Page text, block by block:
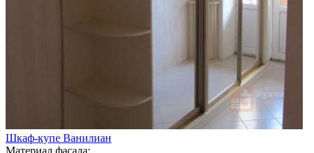
Шкаф-купе Ванилиан
Материал фасада: